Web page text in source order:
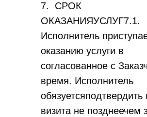
7. СРОК
ОКАЗАНИЯУСЛУГ7.1.
Исполнитель
оказанию услуги в
согласованное с
время. Исполнитель
обязуетсяподтвердить
визита не позднеечем